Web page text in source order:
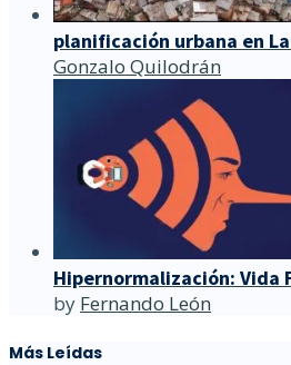
planificación urbana en
Gonzalo Quilodrán
Hipernormalización: Vida
by Fernando León
Más Leídas